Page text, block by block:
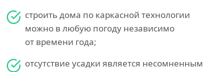
строить дома по каркасной технологии
можно в любую погоду независимо
от времени года;
отсутствие усадки является несомненным